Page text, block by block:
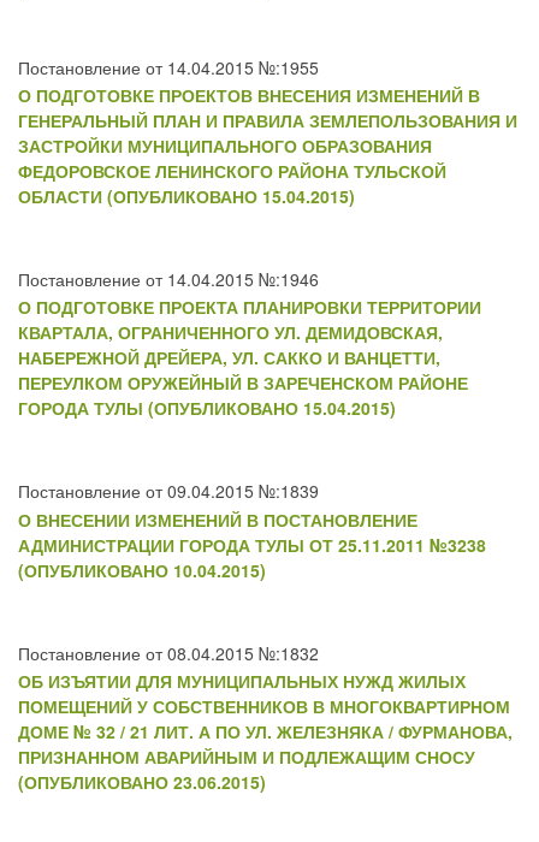
Постановление от 14.04.2015 №:1955
О ПОДГОТОВКЕ ПРОЕКТОВ ВНЕСЕНИЯ ИЗМЕНЕНИЙ В
ГЕНЕРАЛЬНЫЙ ПЛАН И ПРАВИЛА ЗЕМЛЕПОЛЬЗОВАНИЯ И
ЗАСТРОЙКИ МУНИЦИПАЛЬНОГО ОБРАЗОВАНИЯ
ФЕДОРОВСКОЕ ЛЕНИНСКОГО РАЙОНА ТУЛЬСКОЙ
ОБЛАСТИ (ОПУБЛИКОВАНО 15.04.2015)
Постановление от 14.04.2015 №:1946
О ПОДГОТОВКЕ ПРОЕКТА ПЛАНИРОВКИ ТЕРРИТОРИИ
КВАРТАЛА, ОГРАНИЧЕННОГО УЛ. ДЕМИДОВСКАЯ,
НАБЕРЕЖНОЙ ДРЕЙЕРА, УЛ. САККО И ВАНЦЕТТИ,
ПЕРЕУЛКОМ ОРУЖЕЙНЫЙ В ЗАРЕЧЕНСКОМ РАЙОНЕ
ГОРОДА ТУЛЫ (ОПУБЛИКОВАНО 15.04.2015)
Постановление от 09.04.2015 №:1839
О ВНЕСЕНИИ ИЗМЕНЕНИЙ В ПОСТАНОВЛЕНИЕ
АДМИНИСТРАЦИИ ГОРОДА ТУЛЫ ОТ 25.11.2011 №3238
(ОПУБЛИКОВАНО 10.04.2015)
Постановление от 08.04.2015 №:1832
ОБ ИЗЪЯТИИ ДЛЯ МУНИЦИПАЛЬНЫХ НУЖД ЖИЛЫХ
ПОМЕЩЕНИЙ У СОБСТВЕННИКОВ В МНОГОКВАРТИРНОМ
ДОМЕ № 32 / 21 ЛИТ. А ПО УЛ. ЖЕЛЕЗНЯКА / ФУРМАНОВА,
ПРИЗНАННОМ АВАРИЙНЫМ И ПОДЛЕЖАЩИМ СНОСУ
(ОПУБЛИКОВАНО 23.06.2015)